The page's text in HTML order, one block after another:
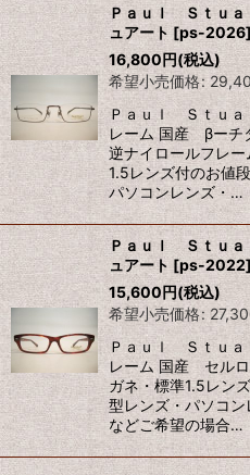
Ｐａｕｌ Ｓｔｕ
ュアート [ps-2026]
16,800円(税込)
希望小売価格:
Ｐａｕｌ Ｓｔｕａ
レーム 国産 βー
逆ナイロールフレ
1.5レンズ付のお値
パソコンレンズ・…
Ｐａｕｌ Ｓｔｕ
ュアート [ps-2022
15,600円(税込)
希望小売価格:
Ｐａｕｌ Ｓｔｕ
レーム 国産 セルロ
ガネ・標準1.5レン
型レンズ・パソコ
などご希望の場合…